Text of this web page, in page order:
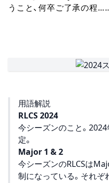
うこと、何卒ご了承の程……
用語解説
RLCS 2024
今シーズンのこと。
定。
Major 1 & 2
今シーズンのRLCSは
制になっている。それ